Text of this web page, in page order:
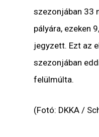
szezonjában 33
pályára, ezeken
jegyzett. Ezt az
szezonjában
felülmúlta.
(Fotó: DKKA /